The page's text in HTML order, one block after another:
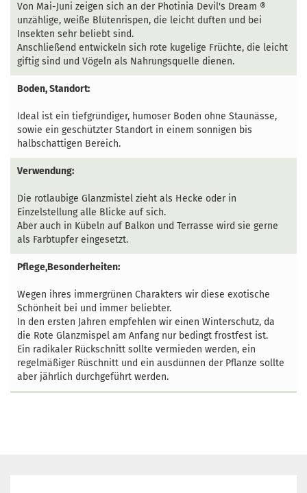
Von Mai-Juni zeigen sich an der Photinia Devil's Dream ®
unzählige, weiße Blütenrispen, die leicht duften und bei
Insekten sehr beliebt sind.
Anschließend entwickeln sich rote kugelige Früchte, die leicht
giftig sind und Vögeln als Nahrungsquelle dienen.
Boden, Standort:
Ideal ist ein tiefgründiger, humoser Boden ohne Staunässe,
sowie ein geschützter Standort in einem sonnigen bis
halbschattigen Bereich.
Verwendung:
Die rotlaubige Glanzmistel zieht als Hecke oder in
Einzelstellung alle Blicke auf sich.
Aber auch in Kübeln auf Balkon und Terrasse wird sie gerne
als Farbtupfer eingesetzt.
Pflege,Besonderheiten:
Wegen ihres immergrünen Charakters wir diese exotische
Schönheit bei und immer beliebter.
In den ersten Jahren empfehlen wir einen Winterschutz, da
die Rote Glanzmispel am Anfang nur bedingt frostfest ist.
Ein radikaler Rückschnitt sollte vermieden werden, ein
regelmäßiger Rüschnitt und ein ausdünnen der Pflanze sollte
aber jährlich durchgeführt werden.